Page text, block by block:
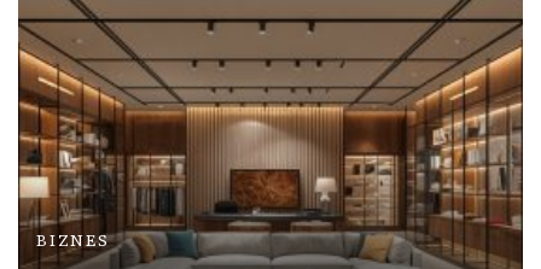
BIZNES